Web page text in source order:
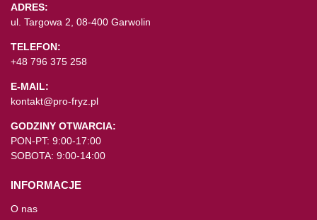
ADRES:
ul. Targowa 2, 08-400 Garwolin
TELEFON:
+48 796 375 258
E-MAIL:
kontakt@pro-fryz.pl
GODZINY OTWARCIA:
PON-PT: 9:00-17:00
SOBOTA: 9:00-14:00
INFORMACJE
O nas